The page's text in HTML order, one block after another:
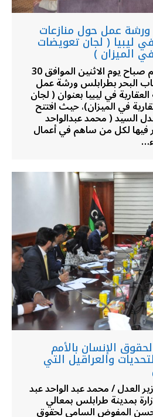
ورشة عمل حول منازعات
ليبيا ( لجان تعويضات
الميزان )
برعاية وزارة العدل نُظم صباح يوم الاثنين الموافق 30
بفندق باب البحر بطرابلس ورشة عمل
في ليبيا بعنوان ( لجان
في الميزان)، حيث افتتح
السيد ( محمد عبدالواحد
فيها لكل من ساهم في أعمال
الإنسان بالأمم
والعراقيل التي
العدل / محمد عبد الواحد عبد
بمدينة طرابلس بمعالي
المفوض السامي لحقوق